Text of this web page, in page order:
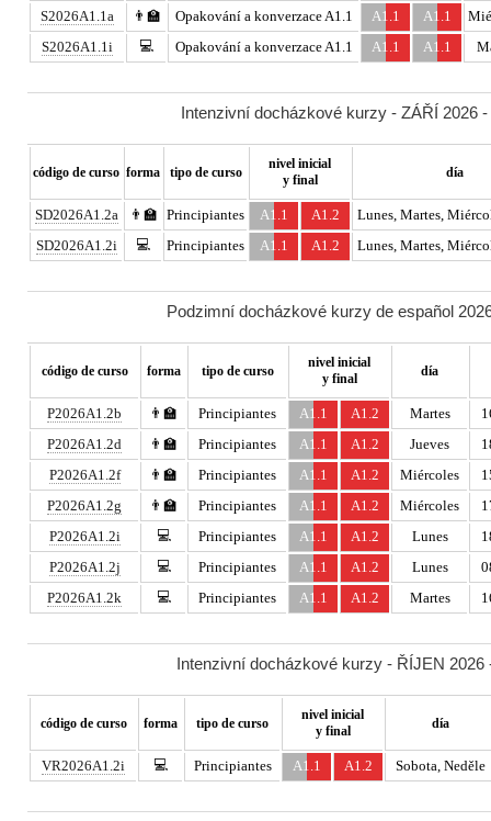
S2026A1.1a 👨‍🏫 Opakování a konverzace A1.1 A1.1 A1.1
S2026A1.1i
💻 Opakování a konverzace A1.1 A1.1 A1.1
Intenzivní docházkové kurzy - ZÁŘÍ 2026
código de curso forma tipo de curso
nivel inicial
y final
día
SD2026A1.2a 👨‍🏫 Principiantes A1.1 A1.2
Lunes, Martes,
SD2026A1.2i
💻 Principiantes A1.1 A1.2 Lunes, Martes,
Podzimní docházkové kurzy de español
código de curso forma tipo de curso
nivel inicial
y final
día
P2026A1.2b 👨‍🏫 Principiantes A1.1 A1.2 Martes
P2026A1.2d
👨‍🏫 Principiantes A1.1 A1.2 Jueves
P2026A1.2f
👨‍🏫 Principiantes A1.1 A1.2 Miércoles
P2026A1.2g
👨‍🏫 Principiantes A1.1 A1.2 Miércoles
P2026A1.2i
💻 Principiantes A1.1 A1.2 Lunes
P2026A1.2j
💻 Principiantes A1.1 A1.2 Lunes
P2026A1.2k
💻 Principiantes A1.1 A1.2 Martes
Intenzivní docházkové kurzy - ŘÍJEN
código de curso forma tipo de curso
nivel inicial
y final
día
VR2026A1.2i 💻 Principiantes A1.1 A1.2 Sobota, Neděle